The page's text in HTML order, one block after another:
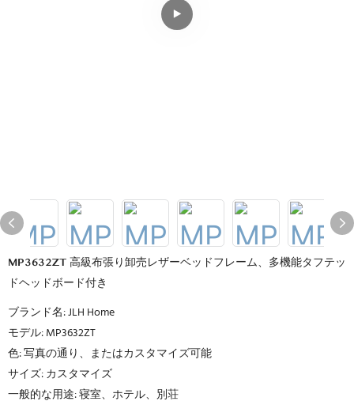
MP3632ZT 高級布張り卸売レザーベッドフレーム、多機能タフテッ
ドヘッドボード付き
ブランド名: JLH Home
モデル: MP3632ZT
色: 写真の通り、またはカスタマイズ可能
サイズ: カスタマイズ
一般的な用途: 寝室、ホテル、別荘